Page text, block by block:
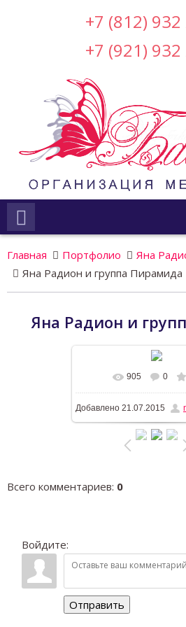
+7 (812)
+7 (921)
Главная Портфолио
Яна
Яна Радион и группа Пирамида
Яна Радион и
В реальном
74.5Kb
905 0
Добавлено 21.07.2015
Всего комментариев: 0
Войдите:
Отправить